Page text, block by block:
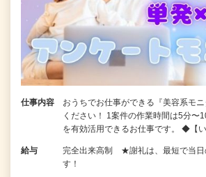
仕事内容
おうちでお仕事ができる『美容系モ
ください！ 1案件の作業時間は5分〜
を有効活用できるお仕事です。 ◆【
給与
完全出来高制 ★謝礼は、最短で当日
す！